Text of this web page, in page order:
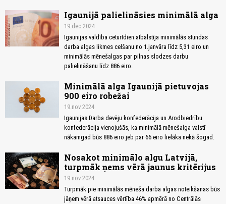
Igaunijā palielināsies minimālā alga
19.dec 2024
Igaunijas valdība ceturtdien atbalstīja minimālās stundas
darba algas likmes celšanu no 1.janvāra līdz 5,31 eiro un
minimālās mēnešalgas par pilnas slodzes darbu
palielināšanu līdz 886 eiro.
Minimālā alga Igaunijā pietuvojas
900 eiro robežai
19.nov 2024
Igaunijas Darba devēju konfederācija un Arodbiedrību
konfederācija vienojušās, ka minimālā mēnešalga valstī
nākamgad būs 886 eiro jeb par 66 eiro lielāka nekā šogad.
Nosakot minimālo algu Latvijā,
turpmāk ņems vērā jaunus kritērijus
19.nov 2024
Turpmāk pie minimālās mēneša darba algas noteikšanas būs
jāņem vērā atsauces vērtība 46% apmērā no Centrālās